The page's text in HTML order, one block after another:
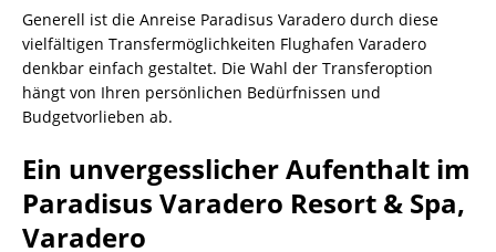
Generell ist die Anreise Paradisus Varadero durch diese
vielfältigen Transfermöglichkeiten Flughafen Varadero
denkbar einfach gestaltet. Die Wahl der Transferoption
hängt von Ihren persönlichen Bedürfnissen und
Budgetvorlieben ab.
Ein unvergesslicher Aufenthalt im
Paradisus Varadero Resort & Spa,
Varadero